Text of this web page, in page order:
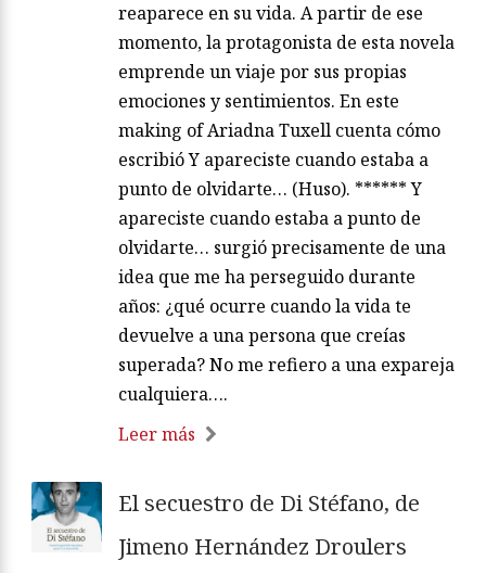
reaparece en su vida. A partir de ese
momento, la protagonista de esta novela
emprende un viaje por sus propias
emociones y sentimientos. En este
making of Ariadna Tuxell cuenta cómo
escribió Y apareciste cuando estaba a
punto de olvidarte… (Huso). ****** Y
apareciste cuando estaba a punto de
olvidarte… surgió precisamente de una
idea que me ha perseguido durante
años: ¿qué ocurre cuando la vida te
devuelve a una persona que creías
superada? No me refiero a una expareja
cualquiera….
Leer más
El secuestro de Di Stéfano, de
Jimeno Hernández Droulers